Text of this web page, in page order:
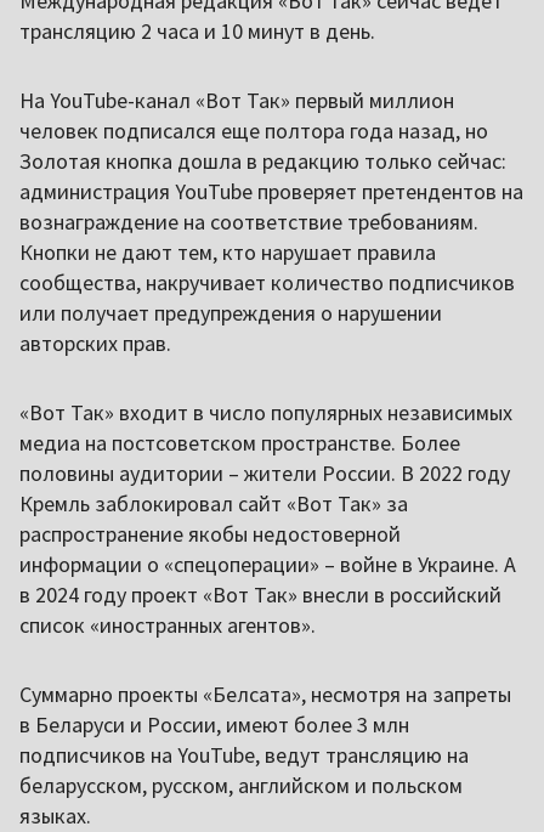
трансляцию 2 часа и 10 минут в день.
На YouTube-канал «Вот Так» первый миллион
человек подписался еще полтора года назад, но
Золотая кнопка дошла в редакцию только сейчас:
администрация YouTube проверяет претендентов на
вознаграждение на соответствие требованиям.
Кнопки не дают тем, кто нарушает правила
сообщества, накручивает количество подписчиков
или получает предупреждения о нарушении
авторских прав.
«Вот Так» входит в число популярных независимых
медиа на постсоветском пространстве. Более
половины аудитории – жители России. В 2022 году
Кремль заблокировал сайт «Вот Так» за
распространение якобы недостоверной
информации о «спецоперации» – войне в Украине. А
в 2024 году проект «Вот Так» внесли в российский
список «иностранных агентов».
Суммарно проекты «Белсата», несмотря на запреты
в Беларуси и России, имеют более 3 млн
подписчиков на YouTube, ведут трансляцию на
беларусском, русском, английском и польском
языках.